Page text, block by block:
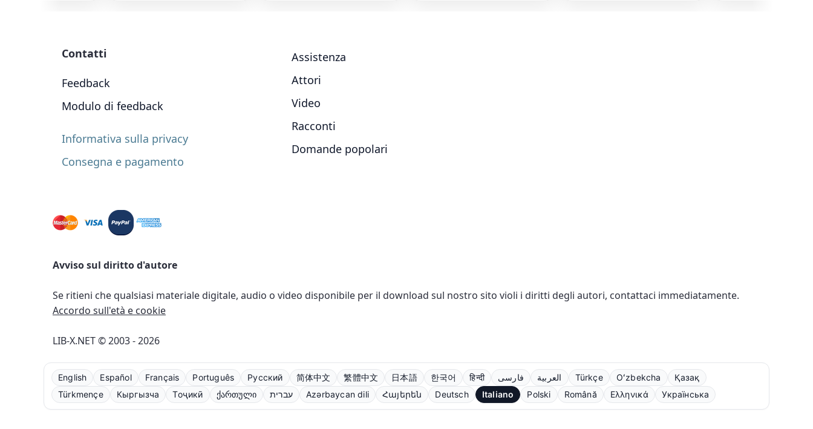
Contatti
Feedback
Modulo di feedback
Informativa sulla privacy
Consegna e pagamento
Assistenza
Attori
Video
Racconti
Domande popolari
Avviso sul diritto d'autore
Se ritieni che qualsiasi materiale digitale, audio o video disponibile per il download sul nostro sito violi i diritti degli autori, contattaci immediatamente.
Accordo sull'età e cookie
LIB-X.NET © 2003 - 2026
English Español Français Português Русский 简体中文 繁體中文 日本語 한국어 हिन्दी فارسی العربية Türkçe Oʻzbekcha
Қазақ
Türkmençe
Кыргызча Тоҷикӣ ქართული עברית Azərbaycan dili Հայերեն Deutsch Italiano Polski Română Ελληνικά Українська